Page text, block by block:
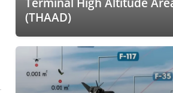
(THAAD)